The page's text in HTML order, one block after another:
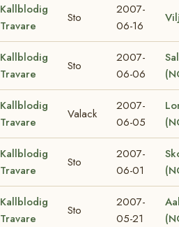
Kallblodig
Travare
Sto
2007-
06-16
Kallblodig
Travare
Sto
2007-
06-06
Kallblodig
Travare
Valack
2007-
06-05
Kallblodig
Travare
Sto
2007-
06-01
Kallblodig
Travare
Sto
2007-
05-21